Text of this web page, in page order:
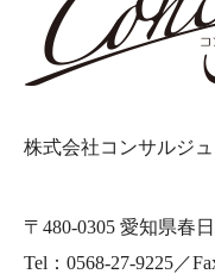
株式会社コンサルジュ
〒480-0305 愛知県春
Tel：0568-27-9225／